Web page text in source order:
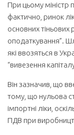
При цьому міністр
фактично, ринок
основних тіньових
оподаткування”.
які ввозяться в
“вивезення
Він зазначив, що
тому, що нульова
імпортні ліки,
ПДВ при